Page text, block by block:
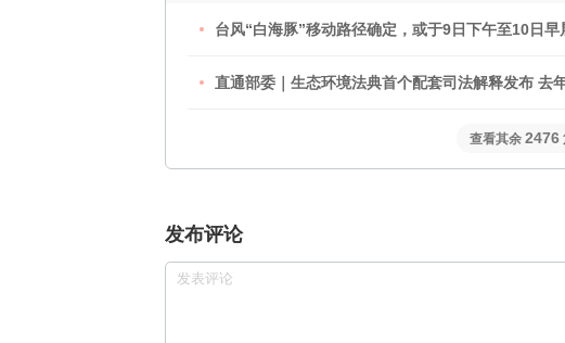
台风“白海豚”移动路径确定，或于9日下午至10日
直通部委｜生态环境法典首个配套司法解释发布 去
查看其余 2476
发布评论